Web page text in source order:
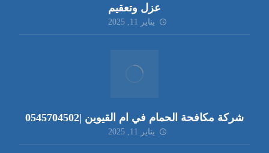
عزل وتعقيم
يناير 11, 2025
شركة مكافحة الحمام في ام القيوين |0545704502
يناير 11, 2025